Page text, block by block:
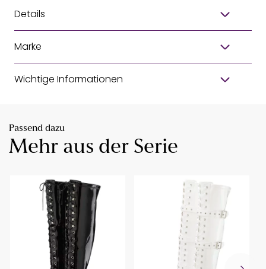
Details
Marke
Wichtige Informationen
Passend dazu
Mehr aus der Serie